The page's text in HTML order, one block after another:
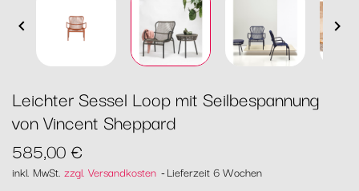
 
Leichter Sessel Loop mit Seilbespannung
von Vincent Sheppard
585,00 €
inkl. MwSt. zzgl. Versandkosten Lieferzeit 6 Wochen